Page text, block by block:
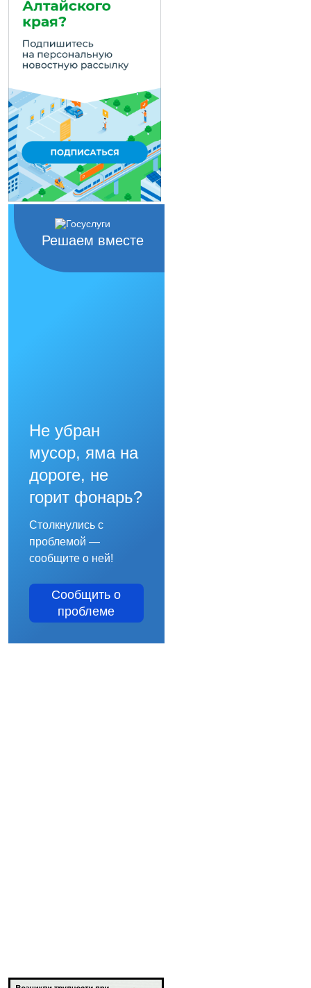
Решаем вместе
Не убран
мусор, яма на
дороге, не
горит фонарь?
Столкнулись с
проблемой —
сообщите о ней!
Сообщить о
проблеме